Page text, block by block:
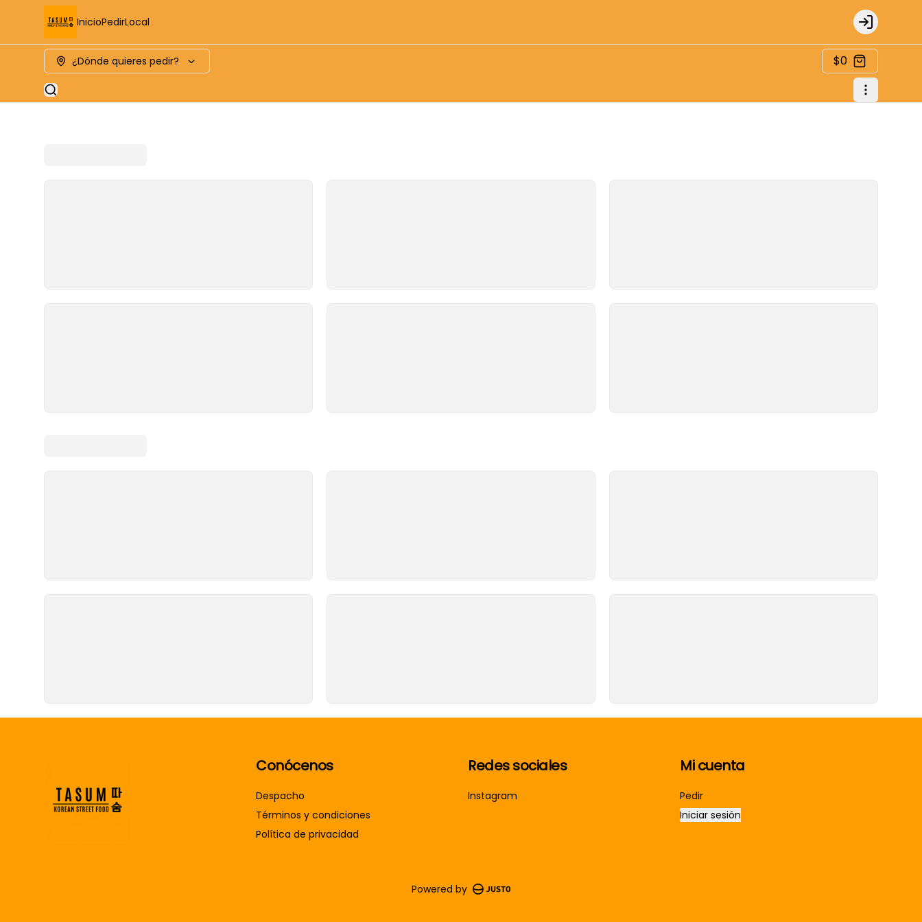
InicioPedirLocal Login
¿Dónde quieres pedir? $0
Conócenos
Despacho
Términos y condiciones
Política de privacidad
Redes sociales
Instagram
Mi cuenta
Pedir
Iniciar sesión
Powered by